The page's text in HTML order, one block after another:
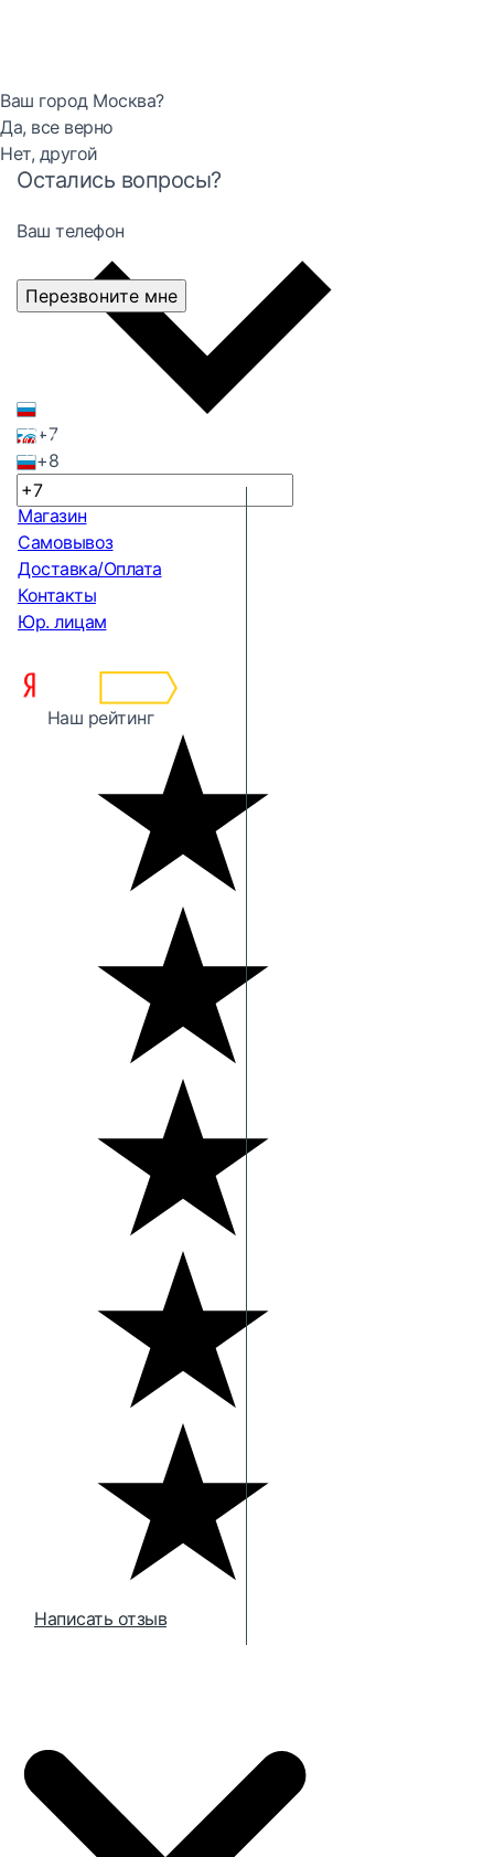
Ваш город Москва?
Да, все верно
Нет, другой
Остались вопросы?
Ваш телефон
+7
+8
Перезвоните мне
Магазин
Самовывоз
Доставка/Оплата
Контакты
Юр. лицам
Наш рейтинг
Написать отзыв